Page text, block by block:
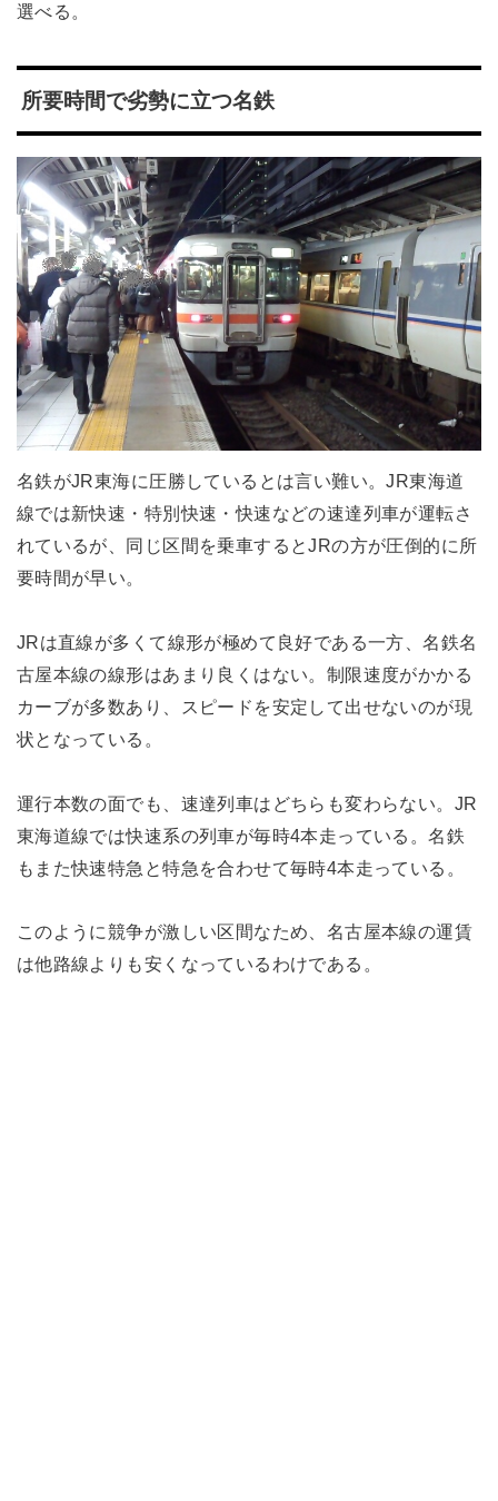
選べる。
所要時間で劣勢に立つ名鉄
名鉄がJR東海に圧勝しているとは言い難い。JR東海道
線では新快速・特別快速・快速などの速達列車が運転さ
れているが、同じ区間を乗車するとJRの方が圧倒的に所
要時間が早い。
JRは直線が多くて線形が極めて良好である一方、名鉄名
古屋本線の線形はあまり良くはない。制限速度がかかる
カーブが多数あり、スピードを安定して出せないのが現
状となっている。
運行本数の面でも、速達列車はどちらも変わらない。JR
東海道線では快速系の列車が毎時4本走っている。名鉄
もまた快速特急と特急を合わせて毎時4本走っている。
このように競争が激しい区間なため、名古屋本線の運賃
は他路線よりも安くなっているわけである。